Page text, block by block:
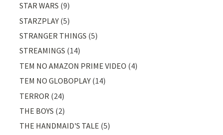
STAR WARS (9)
STARZPLAY (5)
STRANGER THINGS (5)
STREAMINGS (14)
TEM NO AMAZON PRIME VIDEO (4)
TEM NO GLOBOPLAY (14)
TERROR (24)
THE BOYS (2)
THE HANDMAID'S TALE (5)